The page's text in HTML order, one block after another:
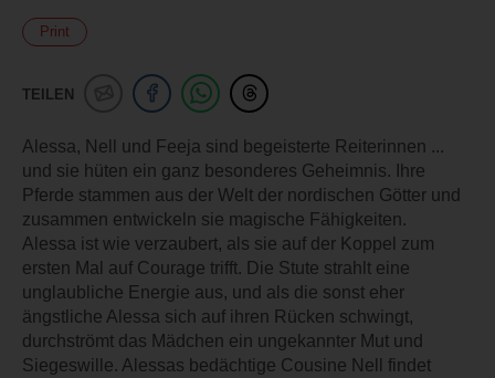
Print
TEILEN
Alessa, Nell und Feeja sind begeisterte Reiterinnen ...
und sie hüten ein ganz besonderes Geheimnis. Ihre
Pferde stammen aus der Welt der nordischen Götter und
zusammen entwickeln sie magische Fähigkeiten.
Alessa ist wie verzaubert, als sie auf der Koppel zum
ersten Mal auf Courage trifft. Die Stute strahlt eine
unglaubliche Energie aus, und als die sonst eher
ängstliche Alessa sich auf ihren Rücken schwingt,
durchströmt das Mädchen ein ungekannter Mut und
Siegeswille. Alessas bedächtige Cousine Nell findet